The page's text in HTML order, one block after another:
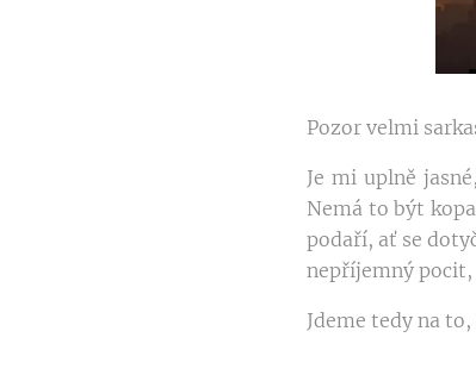
Pozor velmi
Je mi uplně
Nemá to být
podaří, ať se
nepříjemný pocit,
Jdeme tedy na